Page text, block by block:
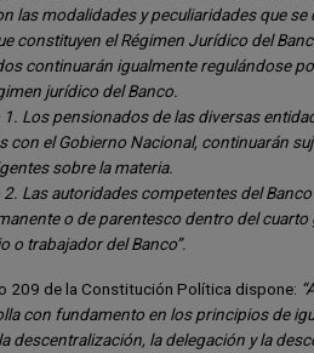
las modalidades y peculiaridades que
constituyen el Régimen Jurídico del
continuarán igualmente regulándose
jurídico del Banco.
Los pensionados de las diversas
con el Gobierno Nacional, continuarán
sobre la materia.
Las autoridades competentes del
o de parentesco dentro del
o trabajador del Banco”.
209 de la Constitución Política dispone:
con fundamento en los principios de
descentralización, la delegación y la